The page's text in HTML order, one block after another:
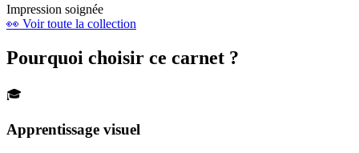
Impression soignée
👀 Voir toute la collection
Pourquoi choisir ce carnet ?
🎓
Apprentissage visuel